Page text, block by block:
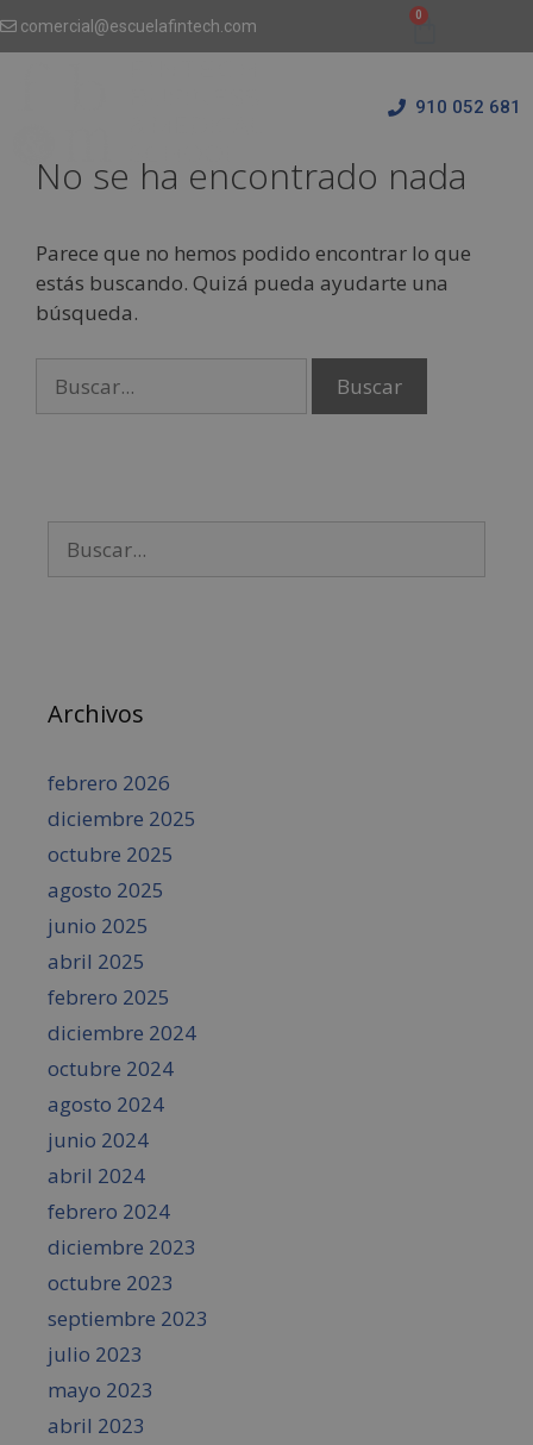
comercial@escuelafintech.com
910 052 681
No se ha encontrado nada
Parece que no hemos podido encontrar lo que
estás buscando. Quizá pueda ayudarte una
búsqueda.
Archivos
febrero 2026
diciembre 2025
octubre 2025
agosto 2025
junio 2025
abril 2025
febrero 2025
diciembre 2024
octubre 2024
agosto 2024
junio 2024
abril 2024
febrero 2024
diciembre 2023
octubre 2023
septiembre 2023
julio 2023
mayo 2023
abril 2023